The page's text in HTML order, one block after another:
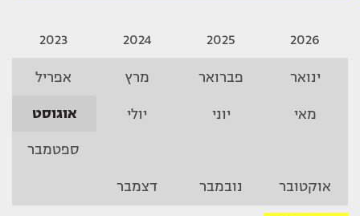
2026
2025
2024
2023
ינואר פברואר מרץ אפריל
מאי יוני יולי אוגוסט
ספטמבר
אוקטובר נובמבר דצמבר